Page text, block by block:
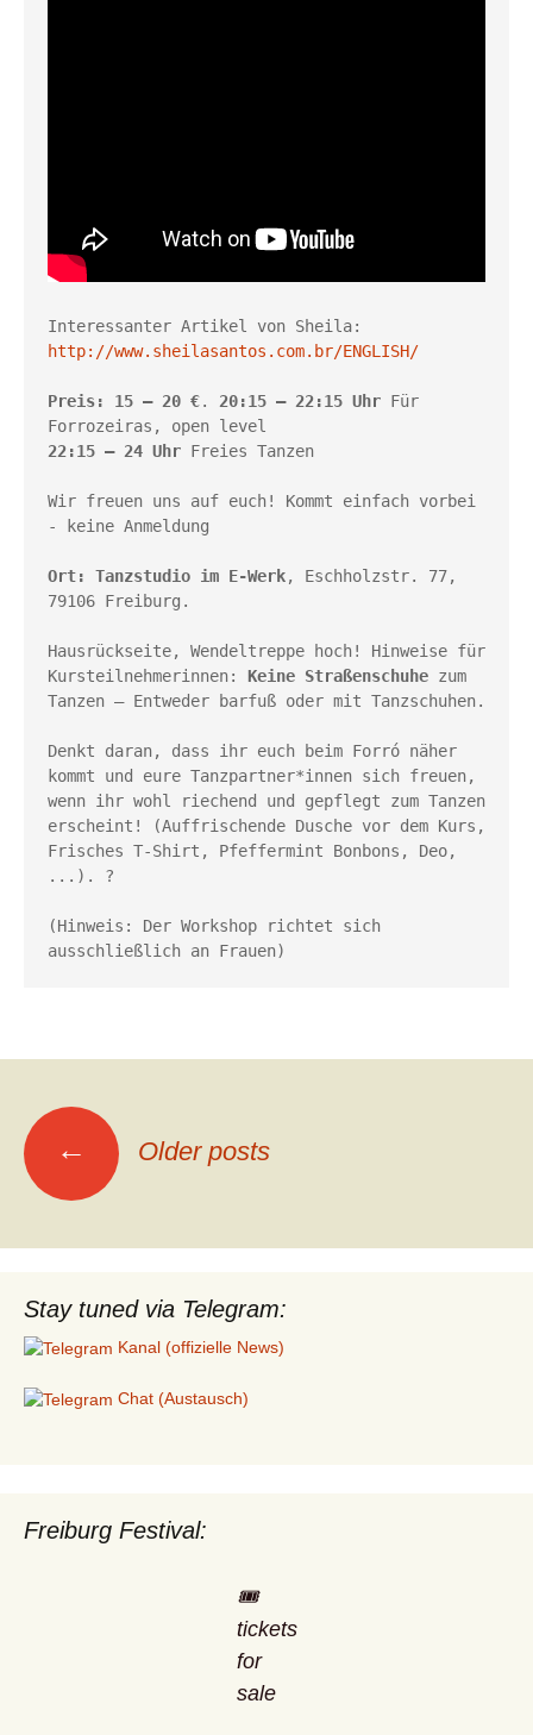
http://www.sheilasantos.com.br/ENGLISH/
Preis: 15 – 20 €. 20:15 – 22:15 Uhr Für
22:15 – 24 Uhr Freies Tanzen
Wir freuen uns auf euch! Kommt einfach vorbei
- keine Anmeldung
Ort: Tanzstudio im E-Werk, Eschholzstr. 77,
79106 Freiburg.
Hausrückseite, Wendeltreppe hoch! Hinweise für
Kursteilnehmerinnen: Keine Straßenschuhe zum
Tanzen – Entweder barfuß oder mit Tanzschuhen.
Denkt daran, dass ihr euch beim Forró näher
kommt und eure Tanzpartner*innen sich freuen,
wenn ihr wohl riechend und gepflegt zum Tanzen
erscheint! (Auffrischende Dusche vor dem Kurs,
Frisches T-Shirt, Pfeffermint Bonbons, Deo,
...). ?
(Hinweis: Der Workshop richtet sich
ausschließlich an Frauen)
Posts
navigation
← Older posts
Stay tuned via Telegram:
Kanal (offizielle News)
Chat (Austausch)
Freiburg Festival:
🎟️
tickets
for
sale